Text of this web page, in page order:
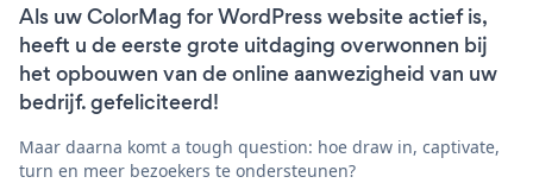
Als uw ColorMag for WordPress website actief is,
heeft u de eerste grote uitdaging overwonnen bij
het opbouwen van de online aanwezigheid van uw
bedrijf. gefeliciteerd!
Maar daarna komt a tough question: hoe draw in, captivate,
turn en meer bezoekers te ondersteunen?